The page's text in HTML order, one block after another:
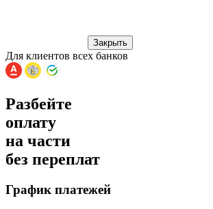
Закрыть
Для клиентов всех банков
Разбейте
оплату
на части
без переплат
График платежей